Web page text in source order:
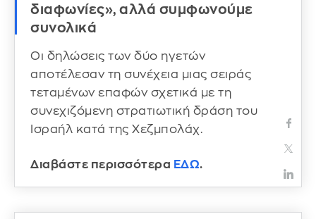
διαφωνίες», αλλά συμφωνούμε
συνολικά
Οι δηλώσεις των δύο ηγετών
αποτέλεσαν τη συνέχεια μιας σειράς
τεταμένων επαφών σχετικά με τη
συνεχιζόμενη στρατιωτική δράση του
Ισραήλ κατά της Χεζμπολάχ.
Διαβάστε περισσότερα ΕΔΩ.